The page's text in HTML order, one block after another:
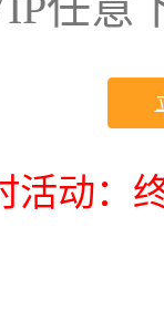
活动：